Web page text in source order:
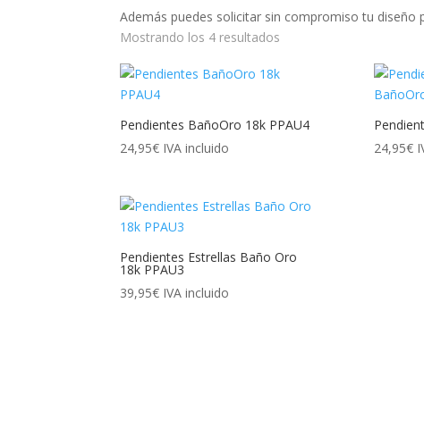
Además puedes solicitar sin compromiso tu
Mostrando los 4 resultados
Pendientes BañoOro 18k PPAU4
24,95€ IVA incluido
24,95€
Pendientes Estrellas Baño Oro
18k PPAU3
39,95€ IVA incluido